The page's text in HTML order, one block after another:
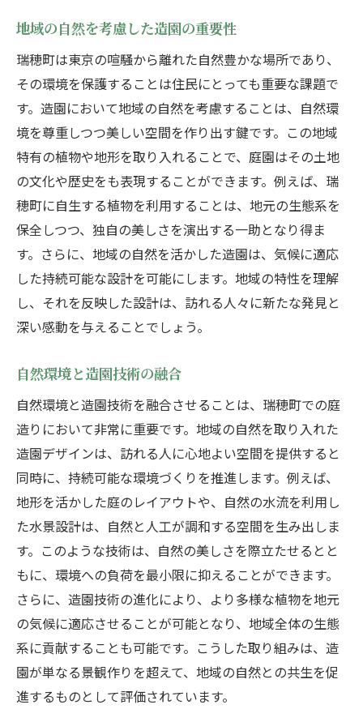
瑞穂町の特性を反映したデザインとは
地域の景観美を取り入れる方法
瑞穂町でしか味わえない造園の魅力
地元の文化と歴史を感じる庭作り
自然の一部となるデザインアプローチ
地域の風土を活かした庭の魅力
四季折々の変化を感じる瑞穂町での造園の核心
に迫る
季節ごとの庭の変化を楽しむ方法
季節感を大切にした庭作りの秘訣
四季折々の草花を取り入れるアプローチ
瑞穂町の四季と造園の関係性
季節の移ろいを反映した庭造り
自然と調和する庭造りを実現する造園の具体的
アプローチ
自然素材を用いた庭のデザイン
自然との調和を図る配置の工夫
生態系を考慮した庭作りのポイント
自然環境を尊重する設計手法
持続可能な造園を実現するために
エコフレンドリーな庭を目指して
瑞穂町ならではの植物選びで理想の庭を形にす
る方法
地域特有の植物を活かす庭造り
地元で育つ植物の選び方
地域の自然を考慮した造園の重要性
瑞穂町は東京の喧騒から離れた自然豊かな場所であり、
その環境を保護することは住民にとっても重要な課題で
す。造園において地域の自然を考慮することは、自然環
境を尊重しつつ美しい空間を作り出す鍵です。この地域
特有の植物や地形を取り入れることで、庭園はその土地
の文化や歴史をも表現することができます。例えば、瑞
穂町に自生する植物を利用することは、地元の生態系を
保全しつつ、独自の美しさを演出する一助となり得ま
す。さらに、地域の自然を活かした造園は、気候に適応
した持続可能な設計を可能にします。地域の特性を理解
し、それを反映した設計は、訪れる人々に新たな発見と
深い感動を与えることでしょう。
自然環境と造園技術の融合
自然環境と造園技術を融合させることは、瑞穂町での庭
造りにおいて非常に重要です。地域の自然を取り入れた
造園デザインは、訪れる人に心地よい空間を提供すると
同時に、持続可能な環境づくりを推進します。例えば、
地形を活かした庭のレイアウトや、自然の水流を利用し
た水景設計は、自然と人工が調和する空間を生み出しま
す。このような技術は、自然の美しさを際立たせるとと
もに、環境への負荷を最小限に抑えることができます。
さらに、造園技術の進化により、より多様な植物を地元
の気候に適応させることが可能となり、地域全体の生態
系に貢献することも可能です。こうした取り組みは、造
園が単なる景観作りを超えて、地域の自然との共生を促
進するものとして評価されています。